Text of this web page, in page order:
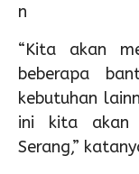
n
“Kita akan
beberapa
kebutuhan
ini kita akan
Serang,”